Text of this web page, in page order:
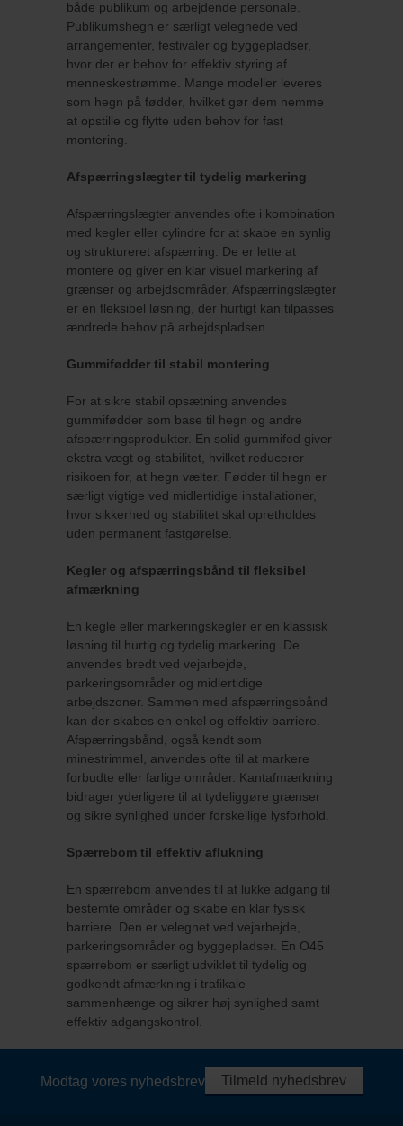
både publikum og arbejdende personale.
Publikumshegn er særligt velegnede ved
arrangementer, festivaler og byggepladser,
hvor der er behov for effektiv styring af
menneskestrømme. Mange modeller leveres
som hegn på fødder, hvilket gør dem nemme
at opstille og flytte uden behov for fast
montering.
Afspærringslægter til tydelig markering
Afspærringslægter anvendes ofte i kombination
med kegler eller cylindre for at skabe en synlig
og struktureret afspærring. De er lette at
montere og giver en klar visuel markering af
grænser og arbejdsområder. Afspærringslægter
er en fleksibel løsning, der hurtigt kan tilpasses
ændrede behov på arbejdspladsen.
Gummifødder til stabil montering
For at sikre stabil opsætning anvendes
gummifødder som base til hegn og andre
afspærringsprodukter. En solid gummifod giver
ekstra vægt og stabilitet, hvilket reducerer
risikoen for, at hegn vælter. Fødder til hegn er
særligt vigtige ved midlertidige installationer,
hvor sikkerhed og stabilitet skal opretholdes
uden permanent fastgørelse.
Kegler og afspærringsbånd til fleksibel
afmærkning
En kegle eller markeringskegler er en klassisk
løsning til hurtig og tydelig markering. De
anvendes bredt ved vejarbejde,
parkeringsområder og midlertidige
arbejdszoner. Sammen med afspærringsbånd
kan der skabes en enkel og effektiv barriere.
Afspærringsbånd, også kendt som
minestrimmel, anvendes ofte til at markere
forbudte eller farlige områder. Kantafmærkning
bidrager yderligere til at tydeliggøre grænser
og sikre synlighed under forskellige lysforhold.
Spærrebom til effektiv aflukning
En spærrebom anvendes til at lukke adgang til
bestemte områder og skabe en klar fysisk
barriere. Den er velegnet ved vejarbejde,
parkeringsområder og byggepladser. En O45
spærrebom er særligt udviklet til tydelig og
godkendt afmærkning i trafikale
sammenhænge og sikrer høj synlighed samt
effektiv adgangskontrol.
Modtag vores nyhedsbrev Tilmeld nyhedsbrev